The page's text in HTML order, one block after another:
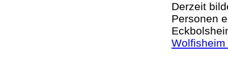
Derzeit
Personen